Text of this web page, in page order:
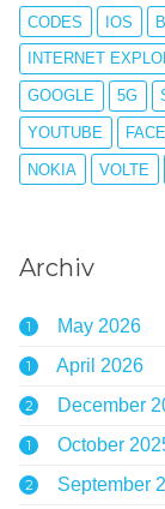
CODES IOS
INTERNET
GOOGLE 5G
YOUTUBE
NOKIA VOLTE
Archiv
1 May 2026
1 April 2026
2 December
1 October
2 September